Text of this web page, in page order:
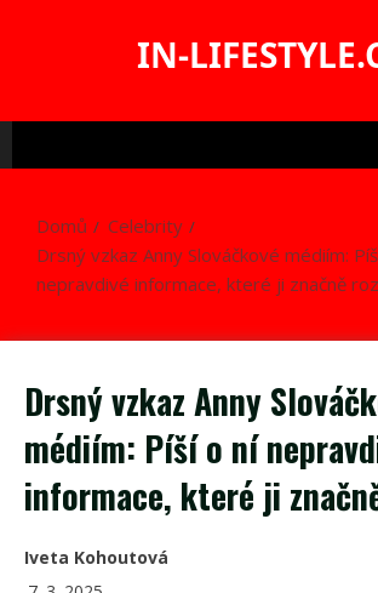
IN-
Domů
Celebrity
Drsný vzkaz Anny Slováčkové médiím:
nepravdivé informace, které ji značně
Drsný vzkaz Anny
médiím: Píší o ní
informace, které ji
Iveta Kohoutová